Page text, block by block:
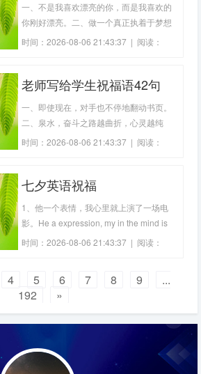
不要
一、不是我喜欢漂亮的你，而是我喜欢的
你刚好漂亮。二、做一个真正执着于梦想
并将之付诸于行动的勇者。三、在黑暗中
用贡献计算。五、真正伟大的人，是由行
困厄
时间：2026-08-06 21:43:37 | 阅读：
老师写给学生祝福语42句
一、即使现在，对手也不停地翻动书页。
二、泉水，奋斗之路越曲折，心灵越纯
洁。三、奋斗没有终点，任何时候都是一
功，提高效率就是提高分数。六、最好的
华。七、再
时间：2026-08-06 21:43:37 | 阅读：
七夕英语祝福
1、他一个表情，我心里就上演了一场电
影。He a expression, my in the mind is
staged a movie.2、难得晴，难得雨，难
直都只停留于你的心上。My heart,
always stay in your heart.4、但愿在情
时间：2026-08-06 21:43:37 | 阅读：
4 5 6 7 8 9
...
192
»